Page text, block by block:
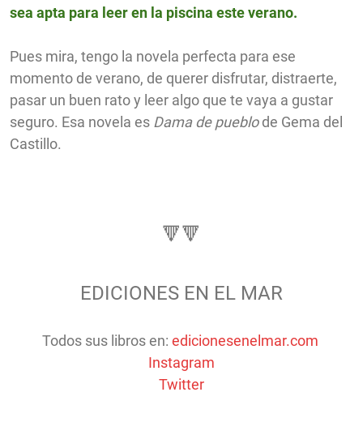
sea apta para leer en la piscina este verano.
Pues mira, tengo la novela perfecta para ese
momento de verano, de querer disfrutar, distraerte,
pasar un buen rato y leer algo que te vaya a gustar
seguro. Esa novela es Dama de pueblode Gema del
Castillo.
🔻🔻
EDICIONES EN EL MAR
Todos sus libros en: edicionesenelmar.com
Instagram
Twitter